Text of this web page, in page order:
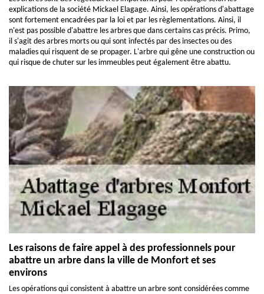
explications de la société Mickael Elagage. Ainsi, les opérations d'abattage
sont fortement encadrées par la loi et par les règlementations. Ainsi, il
n'est pas possible d'abattre les arbres que dans certains cas précis. Primo,
il s'agit des arbres morts ou qui sont infectés par des insectes ou des
maladies qui risquent de se propager. L'arbre qui gêne une construction ou
qui risque de chuter sur les immeubles peut également être abattu.
Les raisons de faire appel à des professionnels pour
abattre un arbre dans la ville de Monfort et ses
environs
Les opérations qui consistent à abattre un arbre sont considérées comme